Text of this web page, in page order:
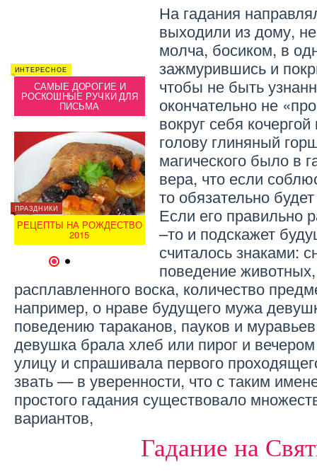
ИНТЕРЕСНОЕ
САМЫЕ ДОРОГИЕ И
РОСКОШНЫЕ РУЧКИ ДЛЯ
ПИСЬМА
ПРАЗДНИКИ
РЕЦЕПТЫ НА РОЖДЕСТВО
2015
ЧТО ПРИГОТОВИТЬ НА
НОВЫЙ ГОД?
ЗДОРОВЬЕ
ПОЛЕЗНЫЙ ЧЕРНОСЛИВ
На гадания
выходили из дому,
молча, босиком, в
зажмурившись и
чтобы не быть
окончательно не
вокруг себя
голову глиняный
магического было в
вера, что если
то обязательно
Если его правильно
–то и подскажет
считалось знаками:
поведение
расплавленного воска, количество
например, о нраве будущего мужа
поведению тараканов, пауков и
девушка брала хлеб или пирог и
улицу и спрашивала первого
звать — в уверенности, что с таким
простого гадания существовало
вариантов,
Гадание на